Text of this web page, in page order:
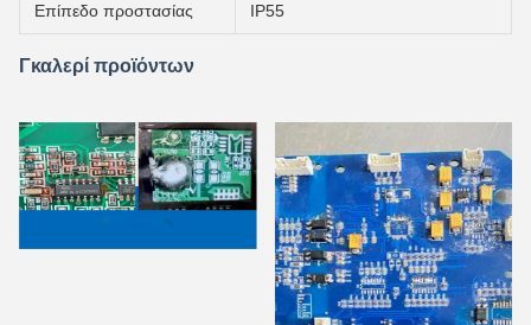
Επίπεδο προστασίας IP55
Γκαλερί προϊόντων